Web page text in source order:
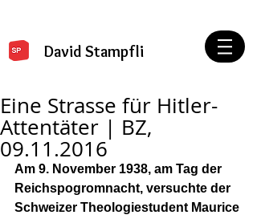
David Stampfli
Eine Strasse für Hitler-
Attentäter | BZ,
09.11.2016
Am 9. November 1938, am Tag der
Reichspogromnacht, versuchte der
Schweizer Theologiestudent Mau­rice